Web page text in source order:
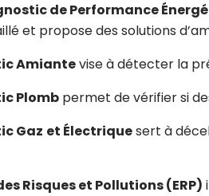
de Performance
et propose des solutions
Amiantevise à détecter la
Plomb permet de vérifier si
Gaz et Électriquesert à
Risques et Pollutions (ERP)